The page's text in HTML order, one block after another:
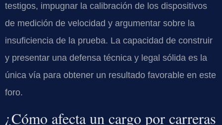
testigos, impugnar la calibración de los dispositivos
de medición de velocidad y argumentar sobre la
insuficiencia de la prueba. La capacidad de construir
y presentar una defensa técnica y legal sólida es la
única vía para obtener un resultado favorable en este
foro.
¿Cómo afecta un cargo por carreras